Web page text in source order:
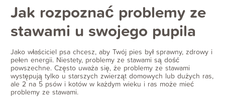
Jak rozpoznać problemy ze
stawami u swojego pupila
Jako właściciel psa chcesz, aby Twój pies był sprawny, zdrowy i
pełen energii. Niestety, problemy ze stawami są dość
powszechne. Często uważa się, że problemy ze stawami
występują tylko u starszych zwierząt domowych lub dużych ras,
ale 2 na 5 psów i kotów w każdym wieku i ras może mieć
problemy ze stawami.